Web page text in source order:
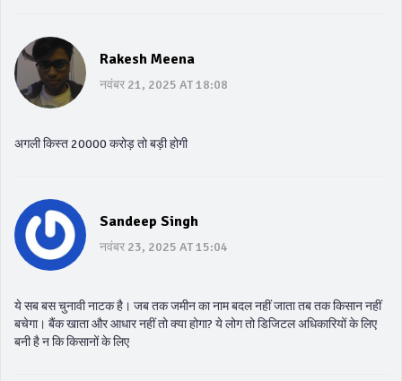
Rakesh Meena
नवंबर 21, 2025 AT 18:08
अगली किस्त 20000 करोड़ तो बड़ी होगी
Sandeep Singh
नवंबर 23, 2025 AT 15:04
ये सब बस चुनावी नाटक है। जब तक जमीन का नाम बदल नहीं जाता तब तक किसान नहीं
बचेगा। बैंक खाता और आधार नहीं तो क्या होगा? ये लोग तो डिजिटल अधिकारियों के लिए
बनी है न कि किसानों के लिए